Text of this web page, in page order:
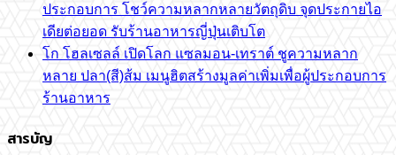
ประกอบการ โชว์ความหลากหลายวัตถุดิบ จุดประกายไอ
เดียต่อยอด รับร้านอาหารญี่ปุ่นเติบโต
โก โฮลเซลล์ เปิดโลก แซลมอน-เทราต์ ชูความหลาก
หลาย ปลา(สี)ส้ม เมนูฮิตสร้างมูลค่าเพิ่มเพื่อผู้ประกอบการ
ร้านอาหาร
สารบัญ